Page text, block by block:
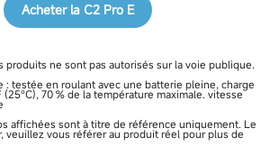
Acheter la C2 Pro E
produits ne sont pas autorisés sur la voie publique.
: testée en roulant avec une batterie pleine, charge
(25°C), 70 % de la température maximale. vitesse
affichées sont à titre de référence uniquement. Le
veuillez vous référer au produit réel pour plus de